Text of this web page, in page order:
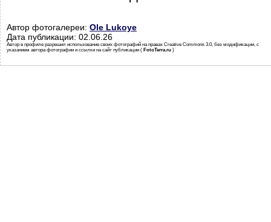
Автор фотогалереи: Ole Lukoye
Дата публикации: 02.06.26
Автор в профиле разрешил использование своих фотографий на правах Creative Commons 3.0, без модификации, с
указанием автора фотографии и ссылки на сайт публикации ( FotoTerra.ru )